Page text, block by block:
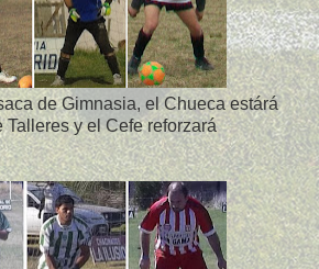
de Gimnasia, el Chueca estárá
y el Cefe reforzará